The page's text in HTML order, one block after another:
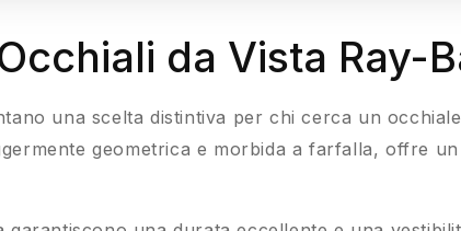
da Vista Ray-
una scelta distintiva per chi cerca un
geometrica e morbida a farfalla, offre